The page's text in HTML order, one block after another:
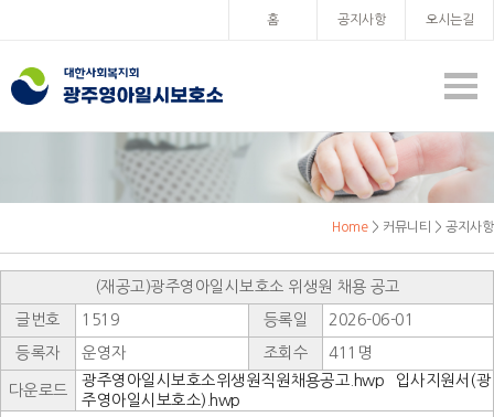
홈 공지사항 오시는길
Home > 커뮤니티 > 공지사항
(재공고)광주영아일시보호소 위생원 채용 공고
글번호 1519 등록일 2026-06-01
등록자 운영자 조회수 411명
다운로드
광주영아일시보호소위생원직원채용공고.hwp
입사지원서(광
주영아일시보호소).hwp